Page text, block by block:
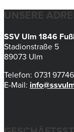
UNSERE
SSV Ulm 1846
Stadionstraße 5
89073 Ulm
Telefon: 0731
E-Mail: